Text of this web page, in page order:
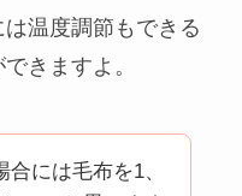
温度調節もできる
きますよ。
には毛布を1、